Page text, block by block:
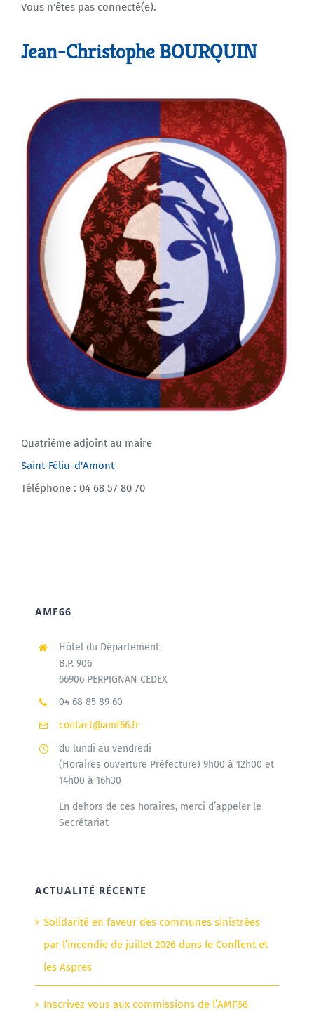
Agenda
Vous n'êtes pas connecté(e).
Jean-Christophe BOURQUIN
Quatrième adjoint au maire
Saint-Féliu-d'Amont
Téléphone : 04 68 57 80 70
AMF66
Hôtel du Département
B.P. 906
66906 PERPIGNAN CEDEX
04 68 85 89 60
contact@amf66.fr
du lundi au vendredi
(Horaires ouverture Préfecture) 9h00 à 12h00 et
14h00 à 16h30
En dehors de ces horaires, merci d’appeler le
Secrétariat
ACTUALITÉ RÉCENTE
Solidarité en faveur des communes sinistrées
par l’incendie de juillet 2026 dans le Conflent et
les Aspres
Inscrivez vous aux commissions de l’AMF66